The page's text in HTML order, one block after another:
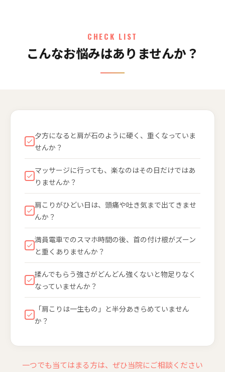
CHECK LIST
こんなお悩みはありませんか？
夕方になると肩が石のように硬く、重くなっていま
せんか？
マッサージに行っても、楽なのはその日だけではあ
りませんか？
肩こりがひどい日は、頭痛や吐き気まで出てきませ
んか？
満員電車でのスマホ時間の後、首の付け根がズーン
と重くありませんか？
揉んでもらう強さがどんどん強くないと物足りなく
なっていませんか？
「肩こりは一生もの」と半分あきらめていません
か？
一つでも当てはまる方は、ぜひ当院にご相談ください